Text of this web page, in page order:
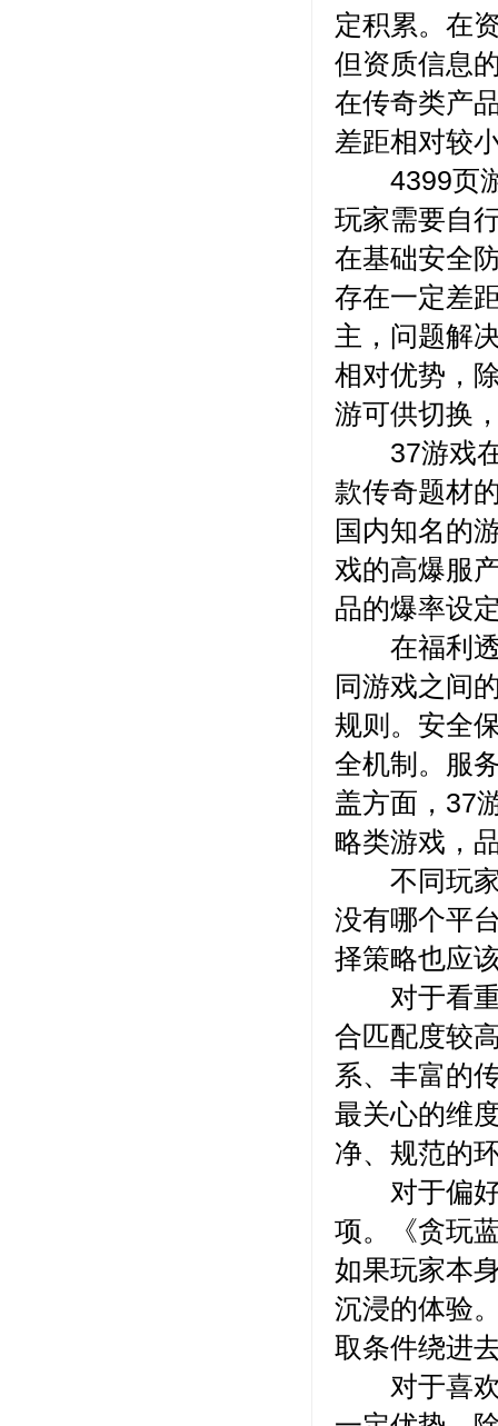
定积累。在
但资质信息
在传奇类产
差距相对较
4399页游
玩家需要自
在基础安全
存在一定差
主，问题解
相对优势，
游可供切换
37游戏在
款传奇题材
国内知名的
戏的高爆服
品的爆率设
在福利透
同游戏之间
规则。安全
全机制。服
盖方面，37
略类游戏，
不同玩家
没有哪个平
择策略也应
对于看重
合匹配度较
系、丰富的
最关心的维
净、规范的
对于偏好
项。《贪玩
如果玩家本
沉浸的体验
取条件绕进
对于喜欢